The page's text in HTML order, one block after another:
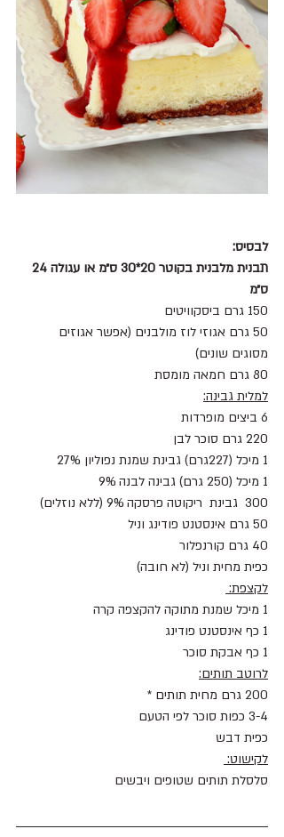
לבסיס:
ס״מ
150 גרם ביסקוויטים
50 גרם אגוזי לוז מולבנים (אפשר אגוזים
מסוגים שונים)
80 גרם חמאה מומסת
למלית גבינה:
6 ביצים מופרדות
220 גרם סוכר לבן
1 מיכל (227גרם) גבינת שמנת נפוליון 27%
1 מיכל (250 גרם) גבינה לבנה 9%
300  גבינת  ריקוטה פרסקה 9% (ללא נוזלים)
50 גרם אינסטנט פודינג וניל
40 גרם קורנפלור
כפית מחית וניל (לא חובה)
לקצפת:
1 מיכל שמנת מתוקה להקצפה קרה
1 כף אינסטנט פודינג
1 כף אבקת סוכר
לרוטב תותים:
200 גרם מחית תותים *
3-4 כפות סוכר לפי הטעם
כפית דבש
לקישוט:
סלסלת תותים שטופים ויבשים